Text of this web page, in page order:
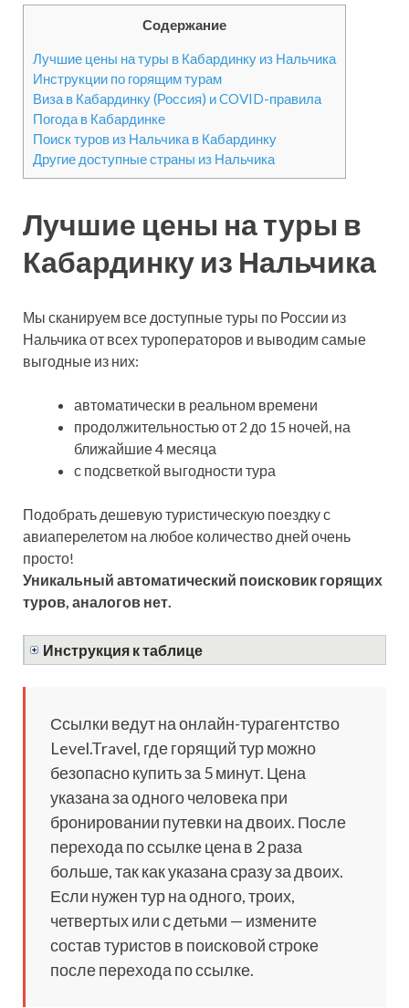
Содержание
Лучшие цены на туры в Кабардинку из Нальчика
Инструкции по горящим турам
Виза в Кабардинку (Россия) и COVID-правила
Погода в Кабардинке
Поиск туров из Нальчика в Кабардинку
Другие доступные страны из Нальчика
Лучшие цены на туры в
Кабардинку из Нальчика
Мы сканируем все доступные туры по России из
Нальчика от всех туроператоров и выводим самые
выгодные из них:
автоматически в реальном времени
продолжительностью от 2 до 15 ночей, на
ближайшие 4 месяца
с подсветкой выгодности тура
Подобрать дешевую туристическую поездку с
авиаперелетом на любое количество дней очень
просто!
Уникальный автоматический поисковик горящих
туров, аналогов нет.
Инструкция к таблице
Ссылки ведут на онлайн-турагентство
Level.Travel, где горящий тур можно
безопасно купить за 5 минут. Цена
указана за одного человека при
бронировании путевки на двоих. После
перехода по ссылке цена в 2 раза
больше, так как указана сразу за двоих.
Если нужен тур на одного, троих,
четвертых или с детьми — измените
состав туристов в поисковой строке
после перехода по ссылке.